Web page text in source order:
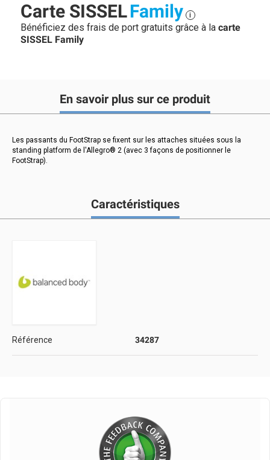
Carte SISSELFamily i
Bénéficiez des frais de port gratuits grâce à la carte
SISSEL Family
En savoir plus sur ce produit
Les passants du FootStrap se fixent sur les attaches situées sous la
standing platform de l'Allegro® 2 (avec 3 façons de positionner le
FootStrap).
Caractéristiques
Référence 34287